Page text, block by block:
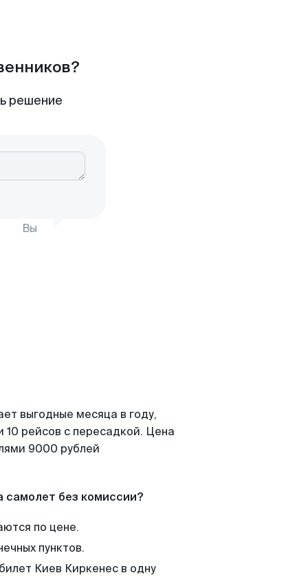
решение
Вы
выгодные месяца в году,
рейсов с пересадкой. Цена
9000 рублей
самолет без комиссии?
по цене.
пунктов.
Киев Киркенес в одну